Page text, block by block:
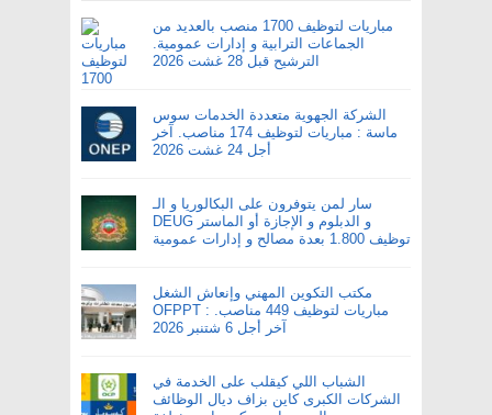
مباريات لتوظيف 1700 منصب بالعديد من
الجماعات الترابية و إدارات عمومية.
الترشيح قبل 28 غشت 2026
الشركة الجهوية متعددة الخدمات سوس
ماسة : مباريات لتوظيف 174 مناصب. آخر
أجل 24 غشت 2026
سار لمن يتوفرون على البكالوريا و الـ
DEUG و الدبلوم و الإجازة أو الماستر
توظيف 1.800 بعدة مصالح و إدارات عمومية
مكتب التكوين المهني وإنعاش الشغل
OFPPT : مباريات لتوظيف 449 مناصب.
آخر أجل 6 شتنبر 2026
الشباب اللي كيقلب على الخدمة في
الشركات الكبرى كاين بزاف ديال الوظائف